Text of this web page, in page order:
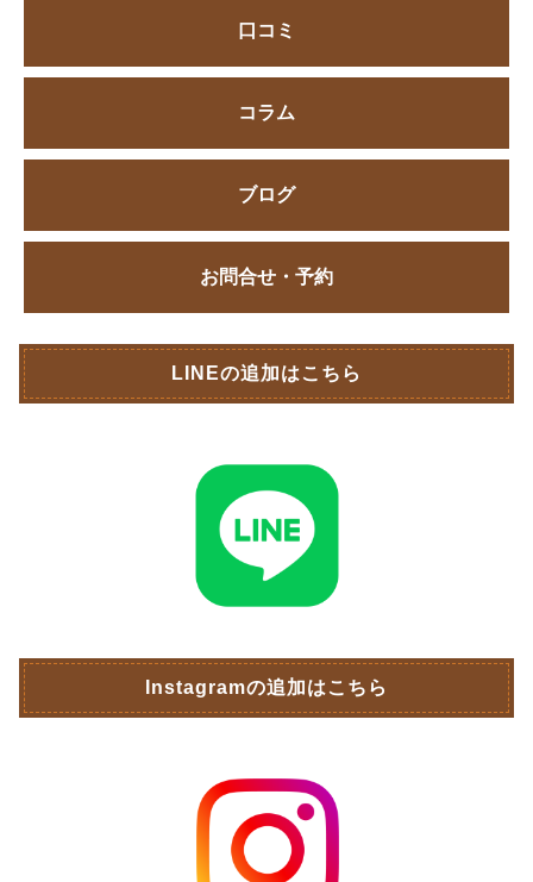
口コミ
コラム
ブログ
お問合せ・予約
LINEの追加はこちら
Instagramの追加はこちら